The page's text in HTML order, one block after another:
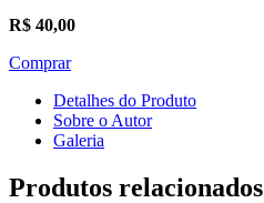
R$ 40,00
Comprar
Detalhes do Produto
Sobre o Autor
Galeria
Produtos relacionados